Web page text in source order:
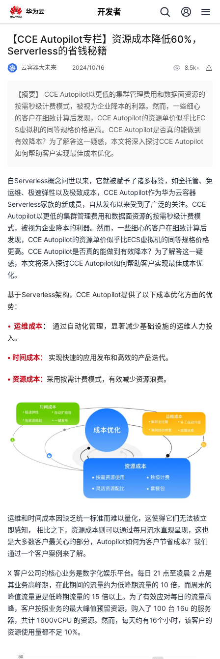
开发者
返
回
个
人
页
我
开
发
者
我
客
论
坛
的
圈
子
我
的
直
播
我
的
活
动
我
的
关
我
的
开
学
堂
我
的
课
我
的
我
我
的
我
持
我
的
技
术
我
的
云
【CCE Autopilot专栏】资源成本降低60%，
Serverless的省钱秘籍
云容器大未来 2024/10/16 8.5k+
【摘要】 CCE Autopilot以更低的集群管理费用和数据面资源的
按需秒级计费模式，被视为企业降本的利器。然而，一些细心
的客户在细致计算后发现，CCE Autopilot的资源单价似乎比EC
S虚拟机的同等规格价格更高。CCE Autopilot是否真的能做到
有效降本？为了解答这一疑惑，本文将深入探讨CCE Autopilot
如何帮助客户实现最佳成本优化。
自Serverless概念问世以来，它就被赋予了诸多标签，如全托管、免
运维、极速弹性以及极致成本，CCE Autopilot作为华为云容器
Serverless家族的新成员，自从发布以来受到了广泛的关注。 CCE
Autopilot以更低的集群管理费用和数据面资源的按需秒级计费模
式，被视为企业降本的利器。 然而，一些细心的客户在细致计算后
发现，CCE Autopilot的资源单价似乎比ECS虚拟机的同等规格价格
更高。 CCE Autopilot是否真的能做到有效降本？ 为了解答这一疑
惑，本文将深入探讨CCE Autopilot如何帮助客户实现最佳成本优
化。
基于Serverless架构，CCE Autopilot提供了以下成本优化方面的优
势：
• 运维成本：
通过自动化管理，显著减少基础设施的运维人力投
入。
• 时间成本： 实现快速的应用发布和高效的产品迭代。
• 资源成本： 采用按需计费模式，有效减少资源浪费。
运维和时间成本因缺乏统一标准而难以量化，这使得它们无法被立
即感知， 相比之下，资源成本则可以通过每月流水直观呈现，这也
是大多数客户最关心的部分，Autopilot如何为客户节省成本？我们
通过一个客户案例来了解。
X 客户公司的核心业务是数字化娱乐平台。每日 21 点至凌晨 2 点是
其业务高峰期，在此期间的流量约为低峰期流量的 10 倍，而周末的
峰值流量更是低峰期流量的 15 倍以上。为了有效应对每日的流量高
峰，客户按照业务的最大峰值预留资源，购入了 100 台 16u 的服务
器，共计 1600vCPU 的资源。然而，每天约有16个小时，该客户的
资源使用量都不足 10%。